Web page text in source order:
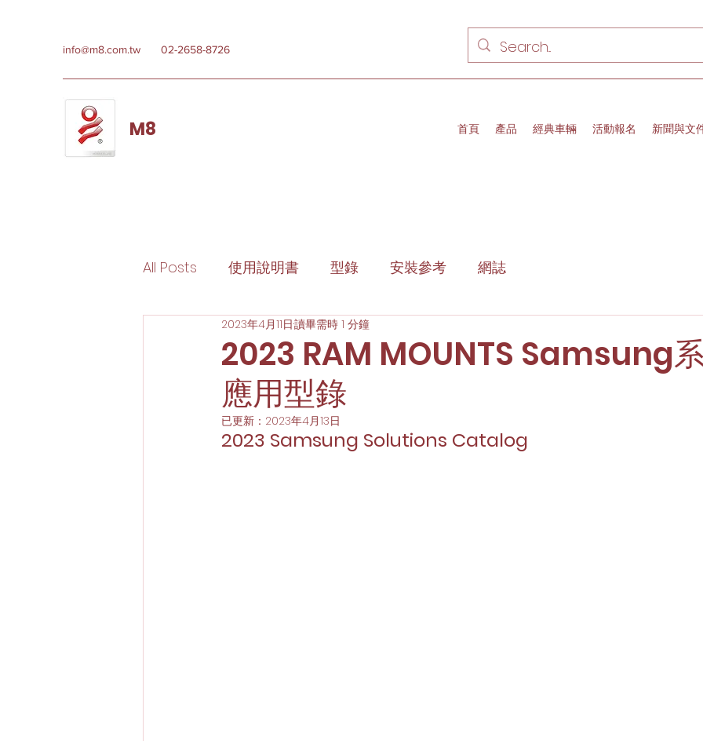
info@m8.com.tw 02-2658-8726
M8 首頁 產品 經典車輛 活動報名 新聞與文
All Posts 使用說明書 型錄 安裝參考 網誌
2023 RAM MOUNTS Samsung
應用型錄
2023年4月11日讀畢需時 1 分鐘
已更新： 2023年4月13日
2023 Samsung Solutions Catalog